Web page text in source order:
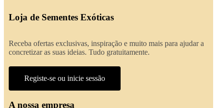
Loja de Sementes Exóticas
Receba ofertas exclusivas, inspiração e muito mais para ajudar a
concretizar as suas ideias. Tudo gratuitamente.
Registe-se ou inicie sessão
A nossa empresa